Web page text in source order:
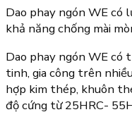
Dao phay ngón WE có
khả năng chống mài
Dao phay ngón WE có
tinh, gia công trên
hợp kim thép, khuôn
độ cứng từ 25HRC-